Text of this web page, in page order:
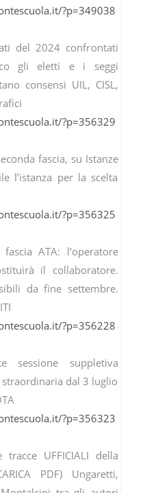
?p=349038
del 2024 confrontati
gli eletti e i seggi
consensi UIL, CISL,
?p=356329
fascia, su Istanze
l’istanza per la scelta
?p=356325
ATA: l’operatore
il collaboratore.
da fine settembre.
?p=356228
sessione suppletiva
dal 3 luglio
?p=356323
UFFICIALI della
PDF) Ungaretti,